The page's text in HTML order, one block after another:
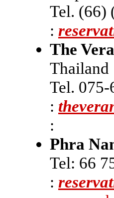
Tel. (66)
:
The
Thailand
Tel.
:
:
Phra
Tel: 66
: